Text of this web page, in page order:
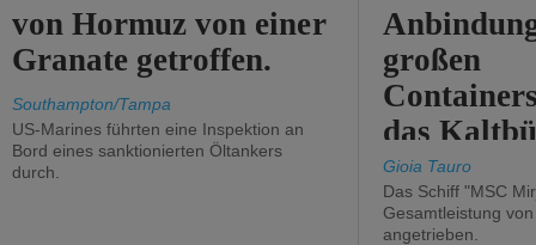
von Hormuz von einer
Granate getroffen.
Southampton/Tampa
US-Marines führten eine Inspektion an
Bord eines sanktionierten Öltankers
durch.
großen
das
Gioia Tauro
Das Schiff "MSC
Gesamtleistung
angetrieben.